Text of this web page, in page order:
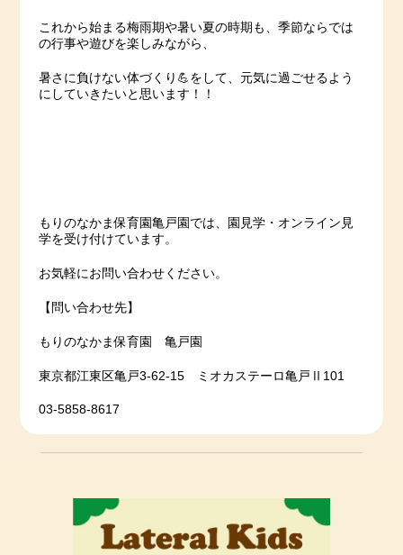
これから始まる梅雨期や暑い夏の時期も、季節ならでは
の行事や遊びを楽しみながら、
暑さに負けない体づくり💪をして、元気に過ごせるよう
にしていきたいと思います！！
もりのなかま保育園亀戸園では、園見学・オンライン見
学を受け付けています。
お気軽にお問い合わせください。
【問い合わせ先】
もりのなかま保育園 亀戸園
東京都江東区亀戸3-62-15 ミオカステーロ亀戸Ⅱ101
03-5858-8617